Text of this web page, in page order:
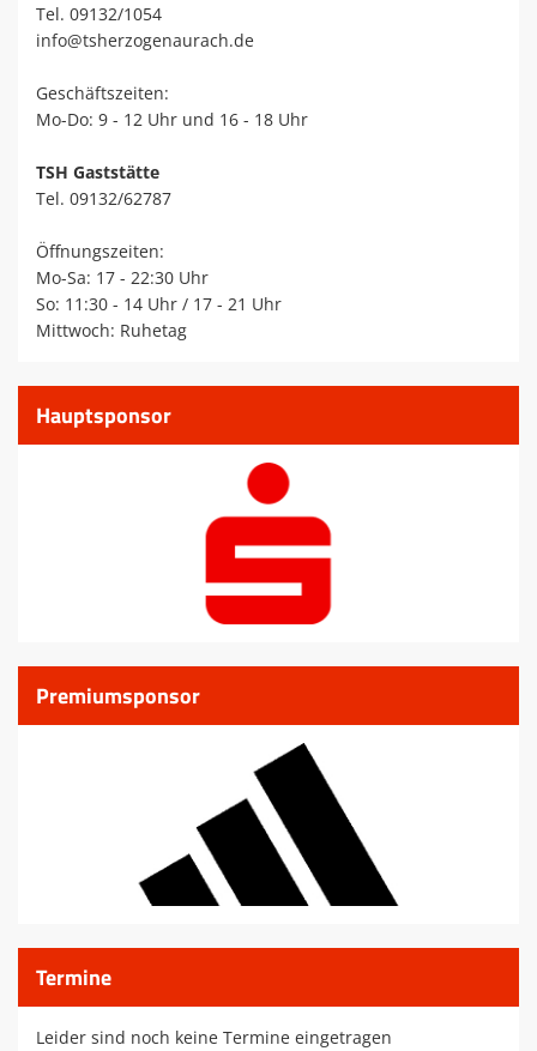
Tel. 09132/1054
info@tsherzogenaurach.de
Geschäftszeiten:
Mo-Do: 9 - 12 Uhr und 16 - 18 Uhr
TSH Gaststätte
Tel. 09132/62787
Öffnungszeiten:
Mo-Sa: 17 - 22:30 Uhr
So: 11:30 - 14 Uhr / 17 - 21 Uhr
Mittwoch: Ruhetag
Hauptsponsor
Premiumsponsor
Termine
Leider sind noch keine Termine eingetragen